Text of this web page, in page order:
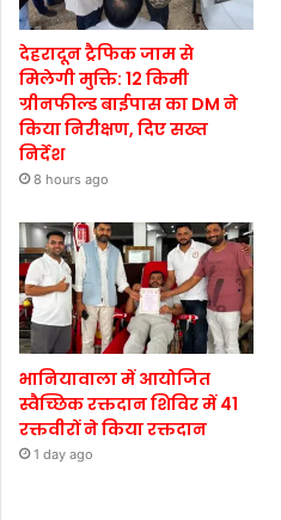
देहरादून ट्रैफिक जाम से
मिलेगी मुक्ति: 12 किमी
ग्रीनफील्ड बाईपास का DM ने
किया निरीक्षण, दिए सख्त
निर्देश
8 hours ago
भानियावाला में आयोजित
स्वैच्छिक रक्तदान शिविर में 41
रक्तवीरों ने किया रक्तदान
1 day ago